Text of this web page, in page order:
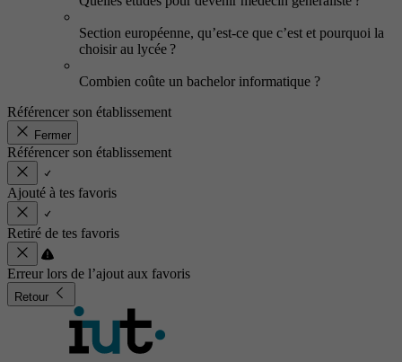
Section européenne, qu’est-ce que c’est et pourquoi la
choisir au lycée ?
Combien coûte un bachelor informatique ?
Référencer son établissement
Fermer
Référencer son établissement
Ajouté à tes favoris
Retiré de tes favoris
Erreur lors de l’ajout aux favoris
Retour